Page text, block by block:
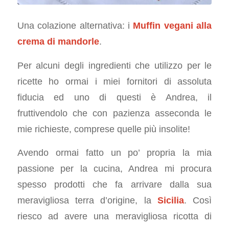
Una colazione alternativa: i Muffin vegani alla
crema di mandorle.
Per alcuni degli ingredienti che utilizzo per le
ricette ho ormai i miei fornitori di assoluta
fiducia ed uno di questi è Andrea, il
fruttivendolo che con pazienza asseconda le
mie richieste, comprese quelle più insolite!
Avendo ormai fatto un po’ propria la mia
passione per la cucina, Andrea mi procura
spesso prodotti che fa arrivare dalla sua
meravigliosa terra d’origine, laSicilia. Così
riesco ad avere una meravigliosa ricotta di